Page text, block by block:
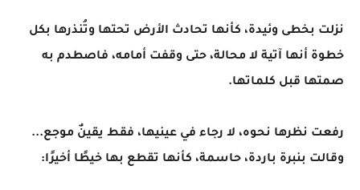
نزلت بخطى وئيدة، كأنها تحادث الأرض تحتها وتُنذرها بكل
خطوة أنها آتية لا محالة، حتى وقفت أمامه، فاصطدم به
صمتها قبل كلماتها.
رفعت نظرها نحوه، لا رجاء في عينيها، فقط يقينٌ موجع...
وقالت بنبرة باردة، حاسمة، كأنها تقطع بها خيطًا أخيرًا: